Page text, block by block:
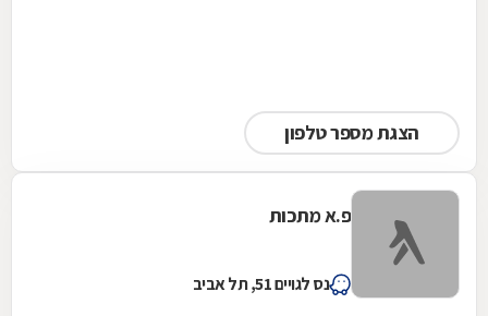
הצגת מספר טלפון
פ.א מתכות
נס לגויים 51, תל אביב